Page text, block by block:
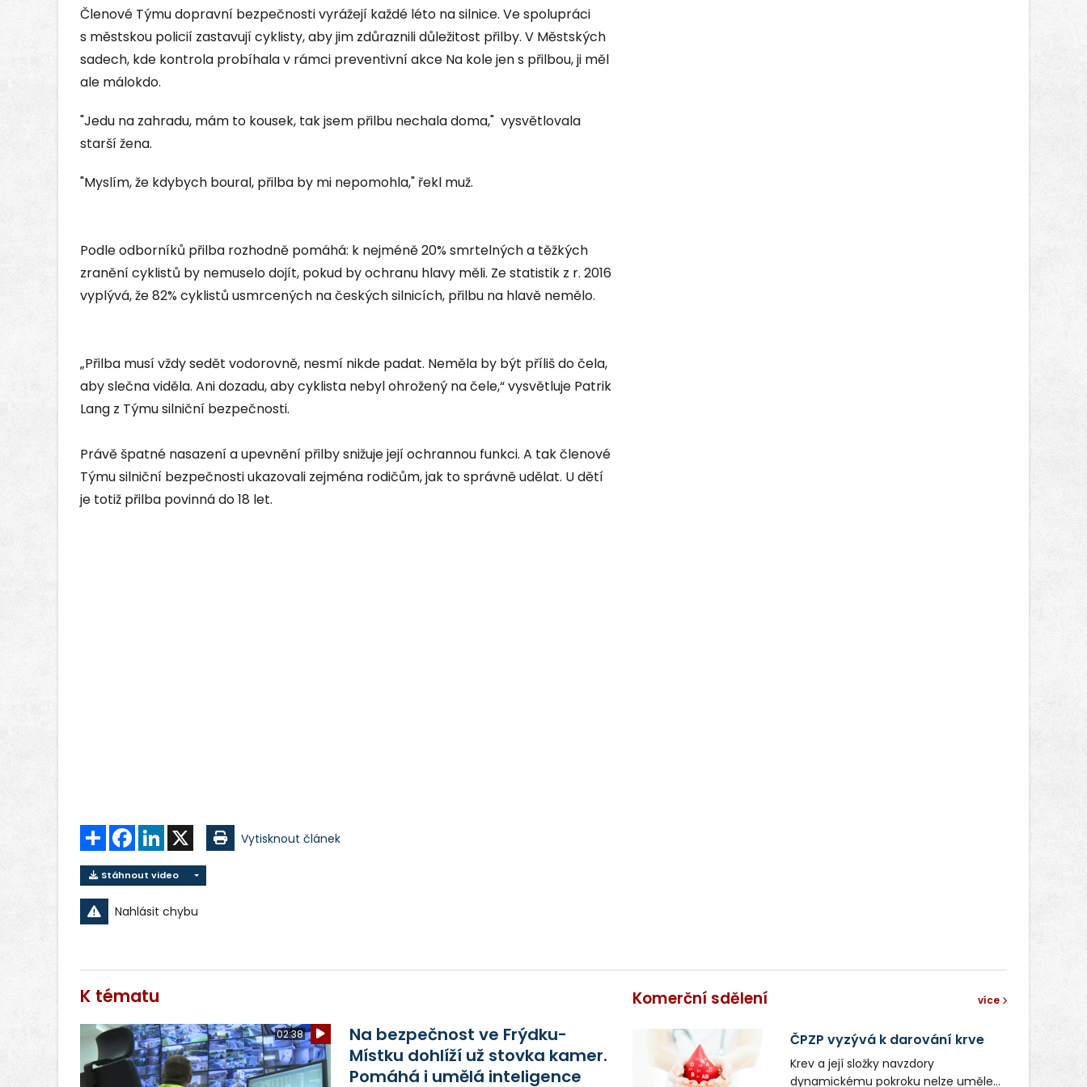
Členové Týmu dopravní bezpečnosti vyrážejí každé léto na silnice. Ve spolupráci
s městskou policií zastavují cyklisty, aby jim zdůraznili důležitost přilby. V Městských
sadech, kde kontrola probíhala v rámci preventivní akce Na kole jen s přilbou, ji měl
ale málokdo.
"Jedu na zahradu, mám to kousek, tak jsem přilbu nechala doma," vysvětlovala
starší žena.
"Myslím, že kdybych boural, přilba by mi nepomohla," řekl muž.
Podle odborníků přilba rozhodně pomáhá: k nejméně 20% smrtelných a těžkých
zranění cyklistů by nemuselo dojít, pokud by ochranu hlavy měli. Ze statistik z r. 2016
vyplývá, že 82% cyklistů usmrcených na českých silnicích, přilbu na hlavě nemělo.
„Přilba musí vždy sedět vodorovně, nesmí nikde padat. Neměla by být příliš do čela,
aby slečna viděla. Ani dozadu, aby cyklista nebyl ohrožený na čele,“ vysvětluje Patrik
Lang z Týmu silniční bezpečnosti.
Právě špatné nasazení a upevnění přilby snižuje její ochrannou funkci. A tak členové
Týmu silniční bezpečnosti ukazovali zejména rodičům, jak to správně udělat. U dětí
je totiž přilba povinná do 18 let.
Sdílet FacebookLinkedIn Vytisknout článek
Stáhnout video
Nahlásit chybu
K tématu
02:38
Na bezpečnost ve Frýdku-
Místku dohlíží už stovka kamer.
Pomáhá i umělá inteligence
Komerční sdělení více
ČPZP vyzývá k darování krve
Krev a její složky navzdory
dynamickému pokroku nelze uměle